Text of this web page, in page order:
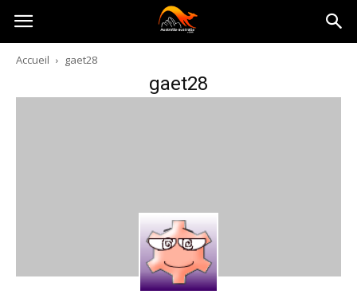
Australia-
australie.com
Accueil gaet28
gaet28